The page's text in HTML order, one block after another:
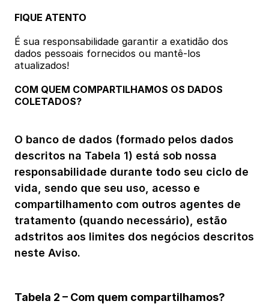
FIQUE ATENTO
É sua responsabilidade garantir a exatidão dos
dados pessoais fornecidos ou mantê-los
atualizados!
COM QUEM COMPARTILHAMOS OS DADOS
COLETADOS?
O banco de dados (formado pelos dados
descritos na Tabela 1) está sob nossa
responsabilidade durante todo seu ciclo de
vida, sendo que seu uso, acesso e
compartilhamento com outros agentes de
tratamento (quando necessário), estão
adstritos aos limites dos negócios descritos
neste Aviso.
Tabela 2 – Com quem compartilhamos?